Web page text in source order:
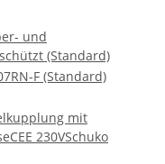
und
(Standard)
F (Standard)
mit
CEE 230VSchuko